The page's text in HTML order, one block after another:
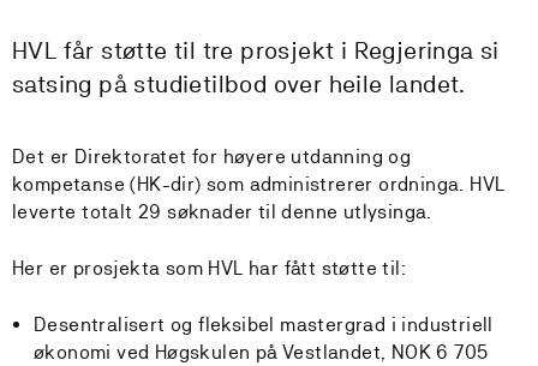
HVL får støtte til tre prosjekt i Regjeringa si
satsing på studietilbod over heile landet.
Det er Direktoratet for høyere utdanning og
kompetanse (HK-dir) som administrerer ordninga. HVL
leverte totalt 29 søknader til denne utlysinga.
Her er prosjekta som HVL har fått støtte til:
Desentralisert og fleksibel mastergrad i industriell
økonomi ved Høgskulen på Vestlandet, NOK 6 705